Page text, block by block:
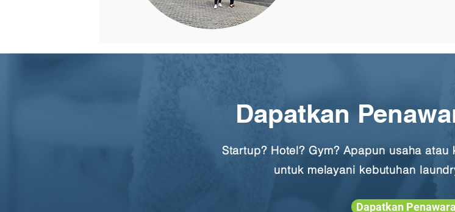
Dapatkan
Dapatkan
Startup? Hotel? Gym? Apapun usaha
untuk melayani kebutuhan